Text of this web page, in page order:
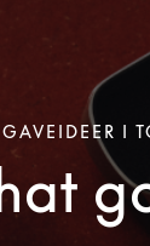
GAVEIDEER I